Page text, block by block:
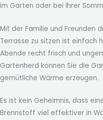
im Garten oder bei Ihrer
Mit der Familie und Freunden
Terrasse zu sitzen ist einfach
Abende recht frisch und
Gartenherd können Sie die
gemütliche Wärme erzeugen.
Es ist kein Geheimnis, dass
Brennstoff viel effektiver in